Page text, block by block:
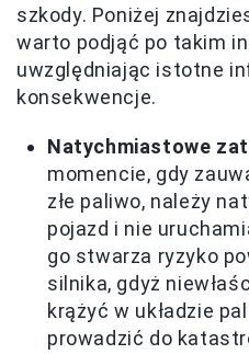
szkody. Poniżej
warto podjąć po takim
uwzględniając istotne
konsekwencje.
Natychmiastowe
momencie, gdy
złe paliwo, należy
pojazd i nie
go stwarza ryzyko
silnika, gdyż
krążyć w układzie
prowadzić do